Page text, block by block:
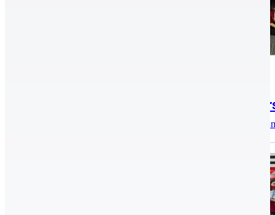
Tudósítás II. Nyuszi Kupa házi
2022.04.16-án a Kecskeméti Sportiskola